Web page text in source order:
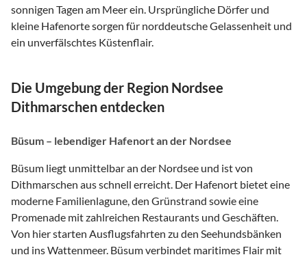
sonnigen Tagen am Meer ein. Ursprüngliche Dörfer und
kleine Hafenorte sorgen für norddeutsche Gelassenheit und
ein unverfälschtes Küstenflair.
Die Umgebung der Region Nordsee
Dithmarschen entdecken
Büsum – lebendiger Hafenort an der Nordsee
Büsum liegt unmittelbar an der Nordsee und ist von
Dithmarschen aus schnell erreicht. Der Hafenort bietet eine
moderne Familienlagune, den Grünstrand sowie eine
Promenade mit zahlreichen Restaurants und Geschäften.
Von hier starten Ausflugsfahrten zu den Seehundsbänken
und ins Wattenmeer. Büsum verbindet maritimes Flair mit